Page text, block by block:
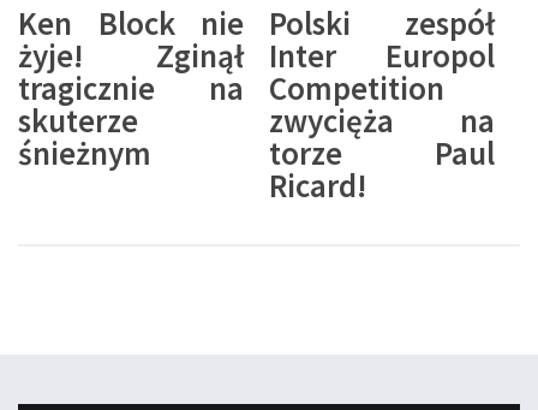
Ken Block nie
żyje! Zginął
tragicznie na
skuterze
śnieżnym
Polski zespół
Inter Europol
Competition
zwycięża na
torze Paul
Ricard!